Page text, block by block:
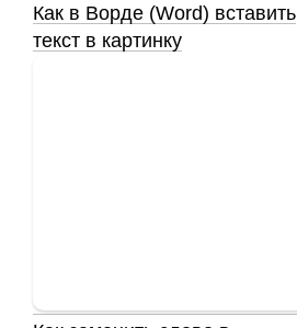
Как в Ворде (Word) вставить
текст в картинку